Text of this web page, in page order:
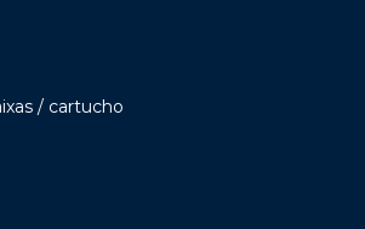
/ cartucho